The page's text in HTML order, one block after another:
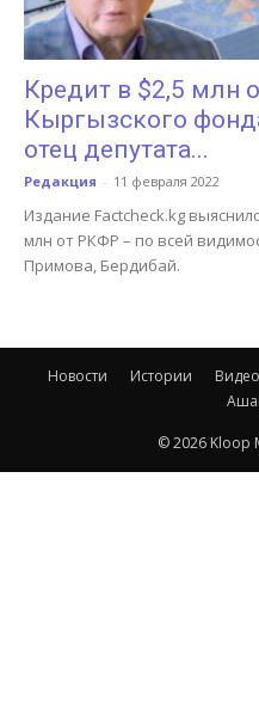
Кредит в $2,5 млн
Кыргызского
отец депутата...
Редакция - 11 февраля 2022
Издание Factcheck.kg
млн от РКФР – по всей
Примова, Бердибай.
Новости Истории Видео
© 2026 Kloop